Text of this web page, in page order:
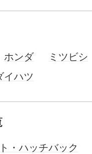
ホンダ
ミツビシ
イハツ
・ハッチバック